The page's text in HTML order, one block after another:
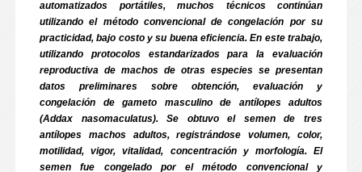
automatizados portátiles, muchos técnicos continúan
utilizando el método convencional de congelación por su
practicidad, bajo costo y su buena eficiencia. En este trabajo,
utilizando protocolos estandarizados para la evaluación
reproductiva de machos de otras especies se presentan
datos preliminares sobre obtención, evaluación y
congelación de gameto masculino de antílopes adultos
(Addax nasomaculatus). Se obtuvo el semen de tres
antílopes machos adultos, registrándose volumen, color,
motilidad, vigor, vitalidad, concentración y morfología. El
semen fue congelado por el método convencional y